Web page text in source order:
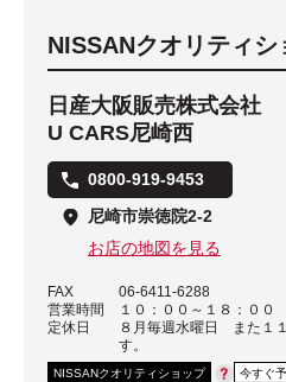
NISSANクオリティシ
日産大阪販売株式会社
U CARS尼崎西
0800-919-9453
尼崎市崇徳院2-2
お店の地図を見る
FAX
06-6411-6288
営業時間
１０：００～１８：００
定休日
８月毎週水曜日 また１
す。
NISSANクオリティショップ
今すぐ